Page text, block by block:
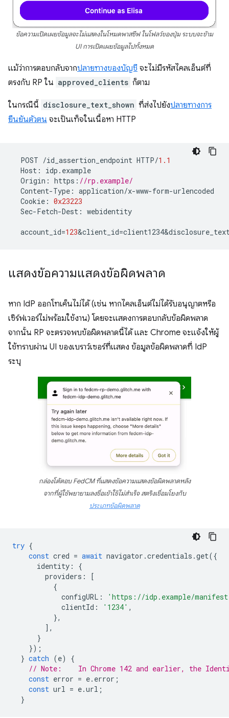
ข้อความเปิดเผยข้อมูลจะไม่แสดงในโหมดพาสซีฟ ในโฟลว์ของปุ่ม ระบบจะข้าม
UI การเปิดเผยข้อมูลไปทั้งหมด
แม้ว่าการตอบกลับจากปลายทางของบัญชี จะไม่มีรหัสไคลเอ็นต์ที่
ตรงกับ RP ใน approved_clients ก็ตาม
ในกรณีนี้ disclosure_text_shown ที่ส่งไปยังปลายทางการ
ยืนยันตัวตน จะเป็นเท็จในเนื้อหา HTTP
POST /id_assertion_endpoint HTTP/1.1
Host : idp . example
Origin : https : //rp.example/
Content-Type : application/x-www-form-urlencoded
Cookie : 0x23223
Sec-Fetch-Dest : webidentity
account_id=123&client_id=
แสดงข้อความแสดงข้อผิดพลาด
หาก IdP ออกโทเค็นไม่ได้ (เช่น หากไคลเอ็นต์ไม่ได้รับอนุญาตหรือ
เซิร์ฟเวอร์ไม่พร้อมใช้งาน) โดยจะแสดงการตอบกลับข้อผิดพลาด
จากนั้น RP จะตรวจพบข้อผิดพลาดนี้ได้ และ Chrome จะแจ้งให้ผู้
ใช้ทราบผ่าน UI ของเบราว์เซอร์ที่แสดง ข้อมูลข้อผิดพลาดที่ IdP
ระบุ
กล่องโต้ตอบ FedCM ที่แสดงข้อความแสดงข้อผิดพลาดหลัง
จากที่ผู้ใช้พยายามลงชื่อเข้าใช้ไม่สำเร็จ สตริงเชื่อมโยงกับ
ประเภทข้อผิดพลาด
try {
const cred = await navigator .credentials .get({
identity :
{
providers :
[
{
configURL :
'https://idp.example/
clientId : '1234' ,
},
],
}
});
} catch (e)
{
// Note:    In Chrome 142 and earlier, the
const error = e. error ;
const url = e.url ;
}